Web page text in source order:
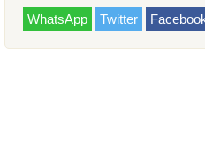
WhatsApp Twitter